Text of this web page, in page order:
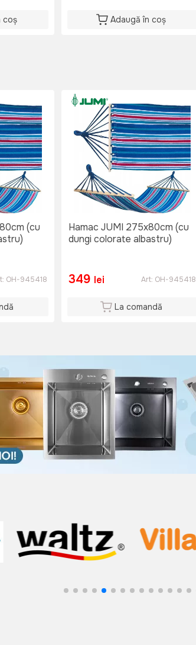
coș Adaugă în coș
(cu
OH-945418
Hamac JUMI 275x80cm (cu
dungi colorate albastru)
349 lei Art: OH-945418
La comandă